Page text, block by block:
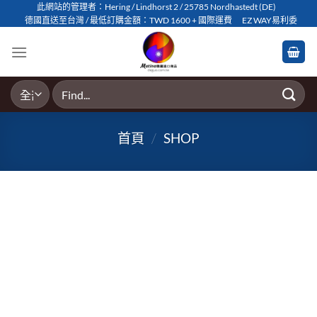
to
此網站的管理者：Hering / Lindhorst 2 / 25785 Nordhastedt (DE)
德國直送至台灣 / 最低訂購金額：TWD 1600 + 國際運費
EZ WAY易利委
搜
尋
首頁 / SHOP